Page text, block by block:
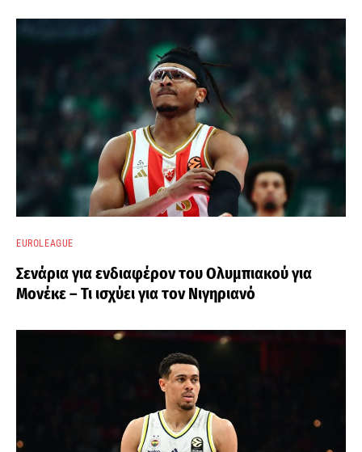
EUROLEAGUE
Σενάρια για ενδιαφέρον του Ολυμπιακού για
Μονέκε – Τι ισχύει για τον Νιγηριανό